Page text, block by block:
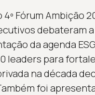
Fórum Ambição
debateram a
da agenda
leaders para
na década
foi